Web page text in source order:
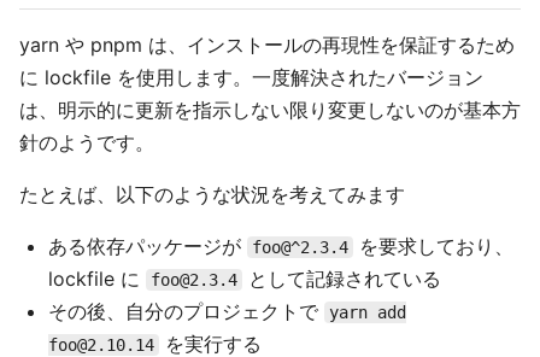
yarn や pnpm は、インストールの再現性を保証するため
に lockfile を使用します。一度解決されたバージョン
は、明示的に更新を指示しない限り変更しないのが基本方
針のようです。
たとえば、以下のような状況を考えてみます
ある依存パッケージが foo@^2.3.4
を要求しており、
lockfile に
foo@2.3.4
として記録されている
その後、自分のプロジェクトで
yarn add
foo@2.10.14
を実行する